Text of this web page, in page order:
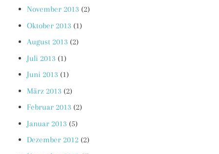
November 2013 (2)
Oktober 2013 (1)
August 2013 (2)
Juli 2013 (1)
Juni 2013 (1)
März 2013 (2)
Februar 2013 (2)
Januar 2013 (5)
Dezember 2012 (2)